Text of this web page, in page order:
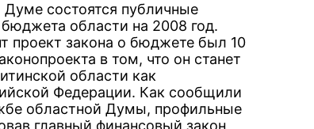
Думе состоятся публичные
области на 2008 год.
проект закона о бюджете был 10
в том, что он станет
области как
Федерации. Как сообщили
областной Думы, профильные
главный финансовый закон